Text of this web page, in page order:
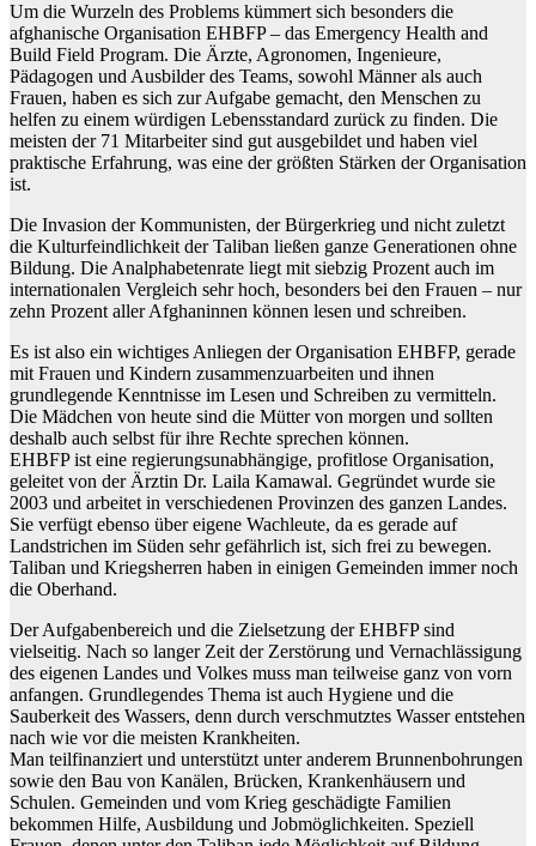
Um die Wurzeln des Problems kümmert sich besonders die
afghanische Organisation EHBFP – das Emergency Health and
Build Field Program. Die Ärzte, Agronomen, Ingenieure,
Pädagogen und Ausbilder des Teams, sowohl Männer als auch
Frauen, haben es sich zur Aufgabe gemacht, den Menschen zu
helfen zu einem würdigen Lebensstandard zurück zu finden. Die
meisten der 71 Mitarbeiter sind gut ausgebildet und haben viel
praktische Erfahrung, was eine der größten Stärken der Organisation
ist.
Die Invasion der Kommunisten, der Bürgerkrieg und nicht zuletzt
die Kulturfeindlichkeit der Taliban ließen ganze Generationen ohne
Bildung. Die Analphabetenrate liegt mit siebzig Prozent auch im
internationalen Vergleich sehr hoch, besonders bei den Frauen – nur
zehn Prozent aller Afghaninnen können lesen und schreiben.
Es ist also ein wichtiges Anliegen der Organisation EHBFP, gerade
mit Frauen und Kindern zusammenzuarbeiten und ihnen
grundlegende Kenntnisse im Lesen und Schreiben zu vermitteln.
Die Mädchen von heute sind die Mütter von morgen und sollten
deshalb auch selbst für ihre Rechte sprechen können.
EHBFP ist eine regierungsunabhängige, profitlose Organisation,
geleitet von der Ärztin Dr. Laila Kamawal. Gegründet wurde sie
2003 und arbeitet in verschiedenen Provinzen des ganzen Landes.
Sie verfügt ebenso über eigene Wachleute, da es gerade auf
Landstrichen im Süden sehr gefährlich ist, sich frei zu bewegen.
Taliban und Kriegsherren haben in einigen Gemeinden immer noch
die Oberhand.
Der Aufgabenbereich und die Zielsetzung der EHBFP sind
vielseitig. Nach so langer Zeit der Zerstörung und Vernachlässigung
des eigenen Landes und Volkes muss man teilweise ganz von vorn
anfangen. Grundlegendes Thema ist auch Hygiene und die
Sauberkeit des Wassers, denn durch verschmutztes Wasser entstehen
nach wie vor die meisten Krankheiten.
Man teilfinanziert und unterstützt unter anderem Brunnenbohrungen
sowie den Bau von Kanälen, Brücken, Krankenhäusern und
Schulen. Gemeinden und vom Krieg geschädigte Familien
bekommen Hilfe, Ausbildung und Jobmöglichkeiten. Speziell